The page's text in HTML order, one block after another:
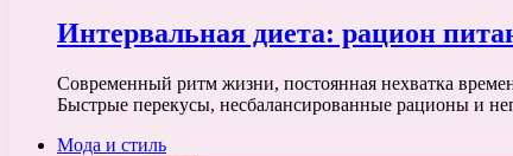
Интервальная диета: рацион
Современный ритм жизни, постоянная нехватка
Быстрые перекусы, несбалансированные рационы и
Мода и стиль